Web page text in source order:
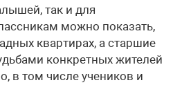
так и для
можно показать,
квартирах, а старшие
конкретных жителей
в том числе учеников и